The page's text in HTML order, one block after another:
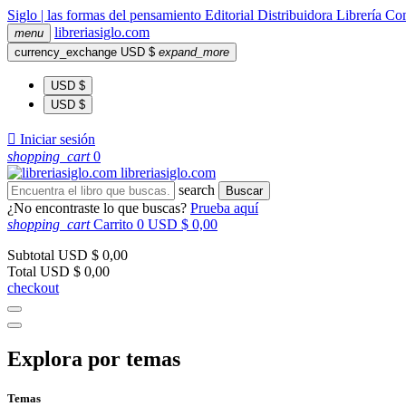
Siglo | las formas del pensamiento Editorial Distribuidora Librería
menu libreriasiglo.com
currency_exchange USD $ expand_more
USD $
USD $
 Iniciar sesión
shopping_cart 0
libreriasiglo.com
search
Buscar
¿No encontraste lo que buscas? Prueba aquí
shopping_cart Carrito 0 USD $ 0,00
Subtotal USD $ 0,00
Total USD $ 0,00
checkout
Explora por temas
Temas